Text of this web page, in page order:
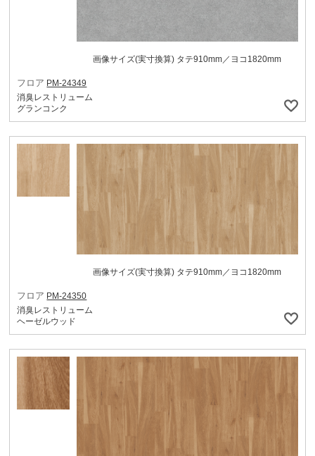
画像サイズ(実寸換算) タテ910mm／ヨコ1820mm
フロア PM-24349
消臭レストリューム
グランコンク
画像サイズ(実寸換算) タテ910mm／ヨコ1820mm
フロア PM-24350
消臭レストリューム
ヘーゼルウッド